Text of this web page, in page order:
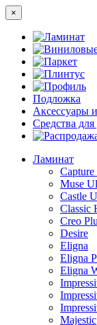
×
Ламинат
Паркет
Плинтус
Профиль
Подложка
Аксессуары
Средства
Ламинат
Capture
Muse
Castle
Classic
Creo
Desire
Eligna
Eligna
Eligna
Majestic